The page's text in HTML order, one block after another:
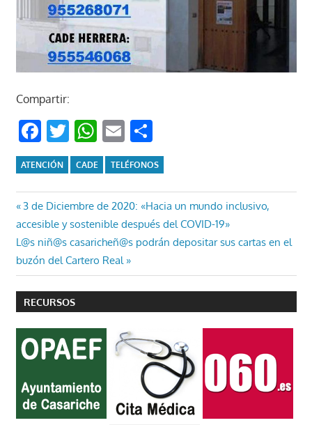
Compartir:
Facebook
Twitter
WhatsApp
EmailCompartir
ATENCIÓN CADE TELÉFONOS
Navegación
de
entradas
Entrada
anterior:
3 de Diciembre de 2020: «Hacia un mundo inclusivo,
accesible y sostenible después del COVID-19»
Entrada
siguiente:
L@s niñ@s casaricheñ@s podrán depositar sus cartas en el
buzón del Cartero Real
RECURSOS